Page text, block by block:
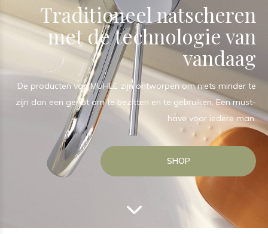
Traditioneel natscheren
met de technologie van
vandaag
De producten van MÜHLE zijn ontworpen om niets minder te
zijn dan een genot om te bezitten en te gebruiken. Een must-
have voor iedere man.
SHOP